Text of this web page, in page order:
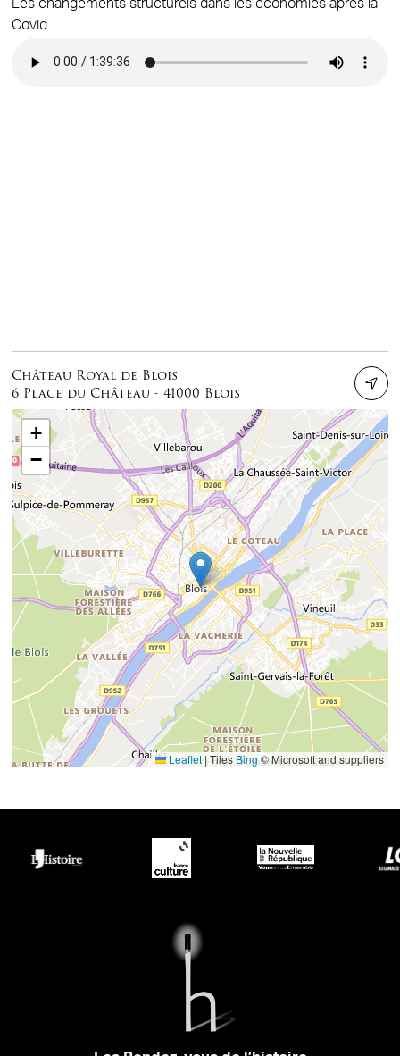
Les changements structurels dans les économies après la
Covid
Château Royal de Blois
6 Place du Château - 41000 Blois
+
−
Leaflet |Tiles Bing© Microsoft and suppliers